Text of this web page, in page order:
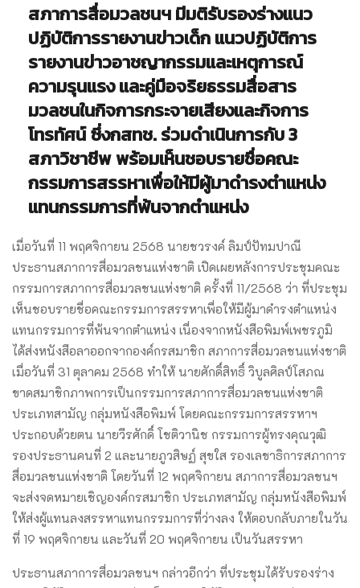
สภาการสื่อมวลชนฯ มีมติรับรองร่างแนว
ปฏิบัติการรายงานข่าวเด็ก แนวปฏิบัติการ
รายงานข่าวอาชญากรรมและเหตุการณ์
ความรุนแรง และคู่มือจริยธรรมสื่อสาร
มวลชนในกิจการกระจายเสียงและกิจการ
โทรทัศน์ซึ่งกสทช. ร่วมดำเนินการกับ 3
สภาวิชาชีพพร้อมเห็นชอบรายชื่อคณะ
กรรมการสรรหาเพื่อให้มีผู้มาดำรงตำแหน่ง
แทนกรรมการที่พ้นจากตำแหน่ง
เมื่อวันที่ 11 พฤศจิกายน 2568 นายชวรงค์ ลิมป์ปัทมปาณี
ประธานสภาการสื่อมวลชนแห่งชาติ เปิดเผยหลังการประชุมคณะ
กรรมการสภาการสื่อมวลชนแห่งชาติ ครั้งที่ 11/2568 ว่า ที่ประชุม
เห็นชอบรายชื่อคณะกรรมการสรรหาเพื่อให้มีผู้มาดำรงตำแหน่ง
แทนกรรมการที่พ้นจากตำแหน่ง เนื่องจากหนังสือพิมพ์เพชรภูมิ
ได้ส่งหนังสือลาออกจากองค์กรสมาชิก สภาการสื่อมวลชนแห่งชาติ
เมื่อวันที่ 31 ตุลาคม 2568 ทำให้ นายศักดิ์สิทธิ์ วิบูลศิลป์โสภณ
ขาดสมาชิกภาพการเป็นกรรมการสภาการสื่อมวลชนแห่งชาติ
ประเภทสามัญ กลุ่มหนังสือพิมพ์ โดยคณะกรรมการสรรหาฯ
ประกอบด้วยตน นายวีรศักดิ์ โชติวานิช กรรมการผู้ทรงคุณวุฒิ
รองประธานคนที่ 2 และนายภูวสิษฏ์ สุขใส รองเลขาธิการสภาการ
สื่อมวลชนแห่งชาติ โดยวันที่ 12 พฤศจิกายน สภาการสื่อมวลชนฯ
จะส่งจดหมายเชิญองค์กรสมาชิก ประเภทสามัญ กลุ่มหนังสือพิมพ์
ให้ส่งผู้แทนลงสรรหาแทนกรรมการที่ว่างลง ให้ตอบกลับภายในวัน
ที่ 19 พฤศจิกายน และวันที่ 20 พฤศจิกายน เป็นวันสรรหา
ประธานสภาการสื่อมวลชนฯ กล่าวอีกว่า ที่ประชุมได้รับรองร่าง